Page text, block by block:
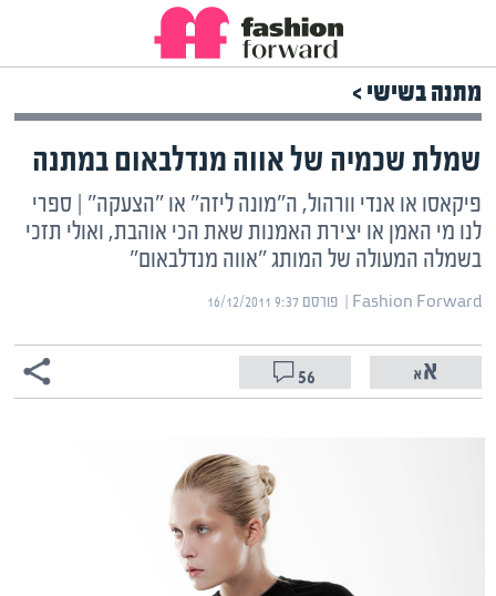
מתנה בשישי >
שמלת שכמיה של אווה מנדלבאום במתנה
פיקאסו או אנדי וורהול, ה"מונה ליזה" או "הצעקה" | ספרי
לנו מי האמן או יצירת האמנות שאת הכי אוהבת, ואולי תזכי
בשמלה המעולה של המותג "אווה מנדלבאום"
Fashion Forward | ‏ פורסם ‎16/12/2011 9:37
56